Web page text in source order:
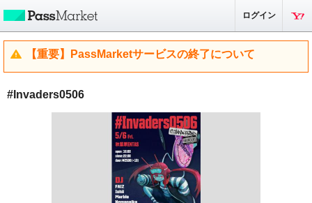
ログイン
【重要】PassMarketサービスの終了について
#Invaders0506